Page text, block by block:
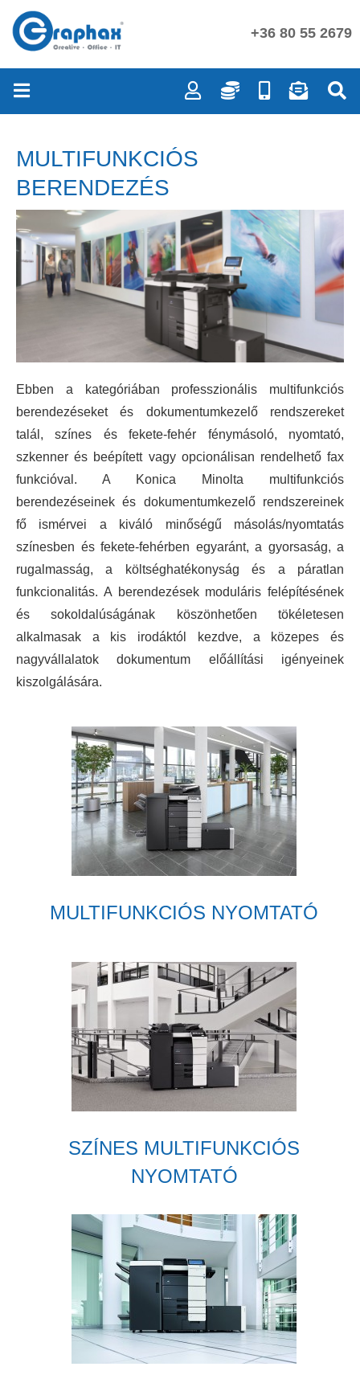
+36 80 55 2679
MULTIFUNKCIÓS
BERENDEZÉS
Ebben a kategóriában professzionális multifunkciós
berendezéseket és dokumentumkezelő rendszereket
talál, színes és fekete-fehér fénymásoló, nyomtató,
szkenner és beépített vagy opcionálisan rendelhető fax
funkcióval. A Konica Minolta multifunkciós
berendezéseinek és dokumentumkezelő rendszereinek
fő ismérvei a kiváló minőségű másolás/nyomtatás
színesben és fekete-fehérben egyaránt, a gyorsaság, a
rugalmasság, a költséghatékonyság és a páratlan
funkcionalitás. A berendezések moduláris felépítésének
és sokoldalúságának köszönhetően tökéletesen
alkalmasak a kis irodáktól kezdve, a közepes és
nagyvállalatok dokumentum előállítási igényeinek
kiszolgálására.
MULTIFUNKCIÓS NYOMTATÓ
SZÍNES MULTIFUNKCIÓS
NYOMTATÓ